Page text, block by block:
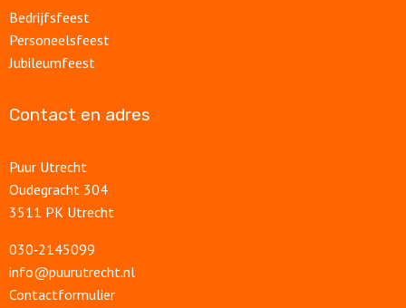
Bedrijfsfeest
Personeelsfeest
Jubileumfeest
Contact en adres
Puur Utrecht
Oudegracht 304
3511 PK Utrecht
030‑2145099
info@puurutrecht.nl
Contactformulier